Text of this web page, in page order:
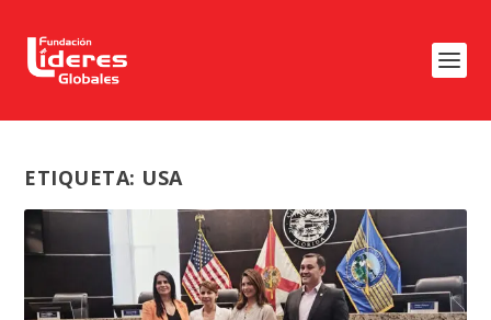
ETIQUETA: USA